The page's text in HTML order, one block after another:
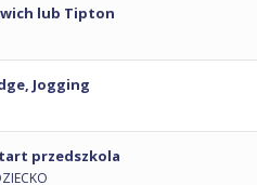
lub Tipton
Jogging
przedszkola